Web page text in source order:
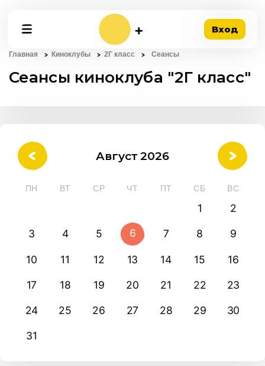
Вход
Главная Киноклубы 2Г класс Сеансы
Сеансы киноклуба "2Г класс"
Август 2026
ПН ВТ СР ЧТ ПТ СБ ВС
1 2
3 4 5 6 7 8 9
10 11 12 13 14 15 16
17 18 19 20 21 22 23
24 25 26 27 28 29 30
31